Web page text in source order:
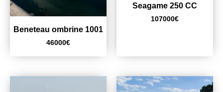
Beneteau ombrine 1001
46000€
Seagame 250 CC
107000€